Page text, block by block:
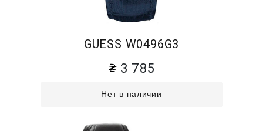
GUESS W0496G3
3 785
Нет в наличии